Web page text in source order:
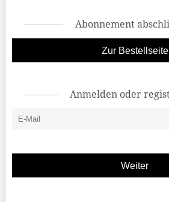
Abonnement
Zur Bestellseite
Anmelden oder